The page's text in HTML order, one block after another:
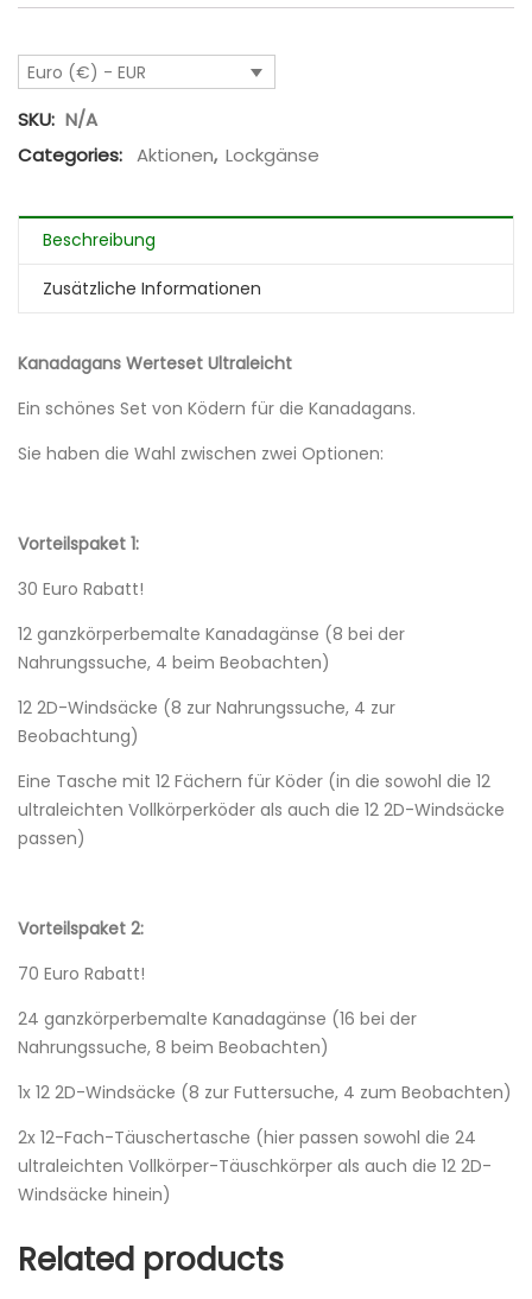
Euro (€) - EUR
SKU: N/A
Categories: Aktionen, Lockgänse
Beschreibung
Zusätzliche Informationen
Kanadagans Werteset Ultraleicht
Ein schönes Set von Ködern für die Kanadagans.
Sie haben die Wahl zwischen zwei Optionen:
Vorteilspaket 1:
30 Euro Rabatt!
12 ganzkörperbemalte Kanadagänse (8 bei der
Nahrungssuche, 4 beim Beobachten)
12 2D-Windsäcke (8 zur Nahrungssuche, 4 zur
Beobachtung)
Eine Tasche mit 12 Fächern für Köder (in die sowohl die 12
ultraleichten Vollkörperköder als auch die 12 2D-Windsäcke
passen)
Vorteilspaket 2:
70 Euro Rabatt!
24 ganzkörperbemalte Kanadagänse (16 bei der
Nahrungssuche, 8 beim Beobachten)
1x 12 2D-Windsäcke (8 zur Futtersuche, 4 zum Beobachten)
2x 12-Fach-Täuschertasche (hier passen sowohl die 24
ultraleichten Vollkörper-Täuschkörper als auch die 12 2D-
Windsäcke hinein)
Related products